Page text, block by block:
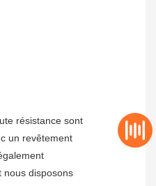
résistance sont
un revêtement
nous disposons